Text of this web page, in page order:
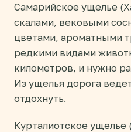
Самарийское ущелье
скалами, вековыми
цветами, ароматными
редкими видами
километров, и нужно
Из ущелья дорога
отдохнуть.
Курталиотское